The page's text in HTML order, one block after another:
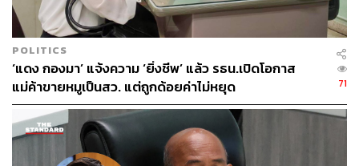
POLITICS
‘แดง กองมา’ แจ้งความ ‘ยิ่งชีพ’ แล้ว รธน.เปิดโอกาส
แม่ค้าขายหมูเป็นสว. แต่ถูกด้อยค่าไม่หยุด
71